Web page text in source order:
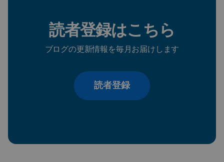
読者登録はこちら
ブログの更新情報を毎月お届けします
読者登録